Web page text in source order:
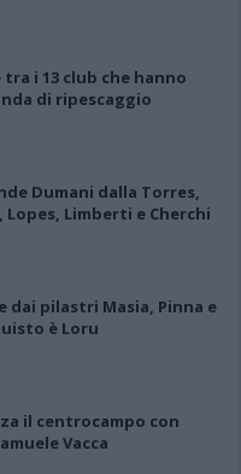
i 13 club che hanno
di ripescaggio
Dumani dalla Torres,
Lopes, Limberti e Cherchi
pilastri Masia, Pinna e
è Loru
il centrocampo con
Vacca